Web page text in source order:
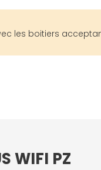
les boitiers
WIFI PZ